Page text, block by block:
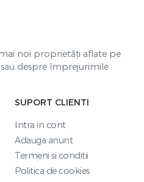
noi proprietăți aflate pe
despre împrejurimile
SUPORT CLIENTI
Intra in cont
Adauga anunt
Termeni si conditii
Politica de cookies